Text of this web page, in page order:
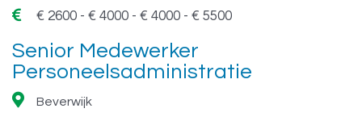
€ 2600 - € 4000 € 4000 - € 5500
Senior Medewerker
Personeelsadministratie
Beverwijk